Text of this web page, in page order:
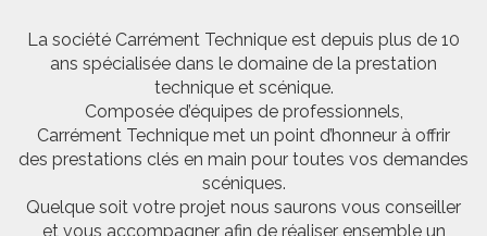
La société Carrément Technique est depuis plus de 10
ans spécialisée dans le domaine de la prestation
technique et scénique.
Composée d’équipes de professionnels,
Carrément Technique met un point d’honneur à offrir
des prestations clés en main pour toutes vos demandes
scéniques.
Quelque soit votre projet nous saurons vous conseiller
et vous accompagner afin de réaliser ensemble un